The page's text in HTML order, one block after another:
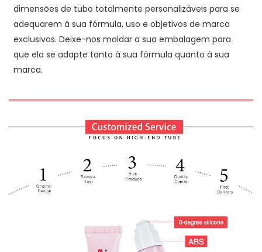
dimensões de tubo totalmente personalizáveis para se
adequarem à sua fórmula, uso e objetivos de marca
exclusivos. Deixe-nos moldar a sua embalagem para
que ela se adapte tanto à sua fórmula quanto à sua
marca.